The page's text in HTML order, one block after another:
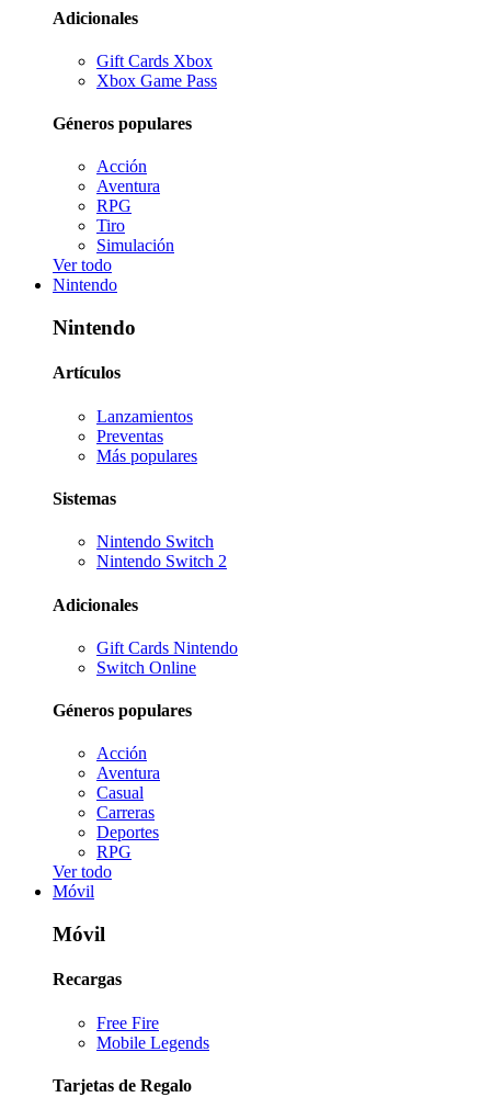
Adicionales
Gift Cards Xbox
Xbox Game Pass
Géneros populares
Acción
Aventura
RPG
Tiro
Simulación
Ver todo
Nintendo
Nintendo
Artículos
Lanzamientos
Preventas
Más populares
Sistemas
Nintendo Switch
Nintendo Switch 2
Adicionales
Gift Cards Nintendo
Switch Online
Géneros populares
Acción
Aventura
Casual
Carreras
Deportes
RPG
Ver todo
Móvil
Móvil
Recargas
Free Fire
Mobile Legends
Tarjetas de Regalo